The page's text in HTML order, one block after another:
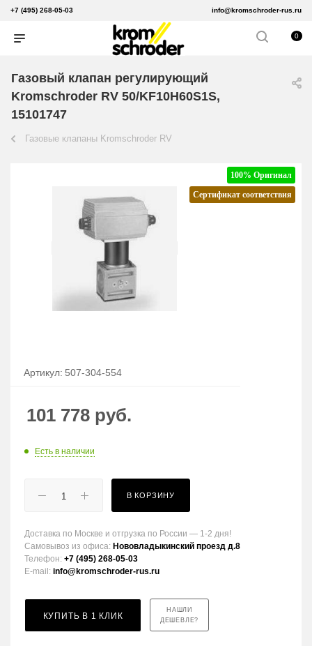
+7 (495) 268-05-03 info@kromschroder-rus.ru
0
Газовый клапан регулирующий
Kromschroder RV 50/KF10H60S1S,
15101747
Газовые клапаны Kromschroder RV
100% Оригинал
Сертификат соответствия
Артикул: 507-304-554
101 778 руб.
Есть в наличии
В КОРЗИНУ
Доставка по Москве и отгрузка по России — 1-2 дня!
Самовывоз из офиса: Нововладыкинский проезд д.8
Телефон: +7 (495) 268-05-03
E-mail: info@kromschroder-rus.ru
КУПИТЬ В 1 КЛИК
НАШЛИ
ДЕШЕВЛЕ?